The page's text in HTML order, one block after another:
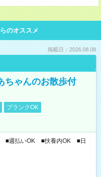
のオススメ
掲載日：2026.08.08
ちゃんのお散歩付
ブランクOK
■週払いOK ■扶養内OK ■日